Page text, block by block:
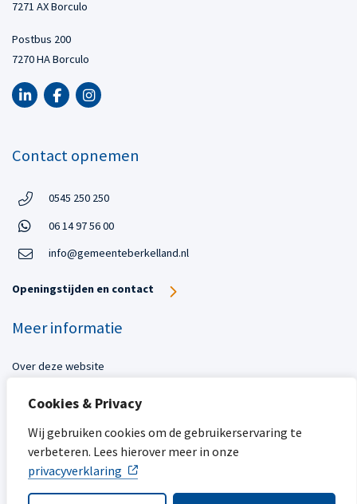
Cookies & Privacy
Wij gebruiken cookies om de gebruikerservaring te
verbeteren. Lees hierover meer in onze
privacyverklaring
7271 AX Borculo
Postbus 200
7270 HA Borculo
LinkedIn van Gemeente Berkelland, opent in nieuw tabblad
Facebook van Gemeente Berkelland, opent in nieuw
Contact opnemen
Telefoon
Telefoon:
0545 250 250
Open in WhatsApp:
Open in WhatsApp:
06 14 97 56 00
info@gemeenteberkelland.nl
Openingstijden en contact
Meer informatie
Over deze website
Privacy
Sitemap
Mijn gemeente